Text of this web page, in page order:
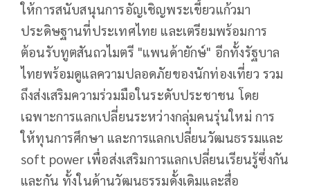
ให้การสนับสนุนการอัญเชิญพระเขี้ยวแก้วมา
ประดิษฐานที่ประเทศไทย และเตรียมพร้อมการ
ต้อนรับทูตสันถวไมตรี "แพนด้ายักษ์" อีกทั้งรัฐบาล
ไทยพร้อมดูแลความปลอดภัยของนักท่องเที่ยว รวม
ถึงส่งเสริมความร่วมมือในระดับประชาชน โดย
เฉพาะการแลกเปลี่ยนระหว่างกลุ่มคนรุ่นใหม่ การ
ให้ทุนการศึกษา และการแลกเปลี่ยนวัฒนธรรมและ
soft power เพื่อส่งเสริมการแลกเปลี่ยนเรียนรู้ซึ่งกัน
และกัน ทั้งในด้านวัฒนธรรมดั้งเดิมและสื่อ